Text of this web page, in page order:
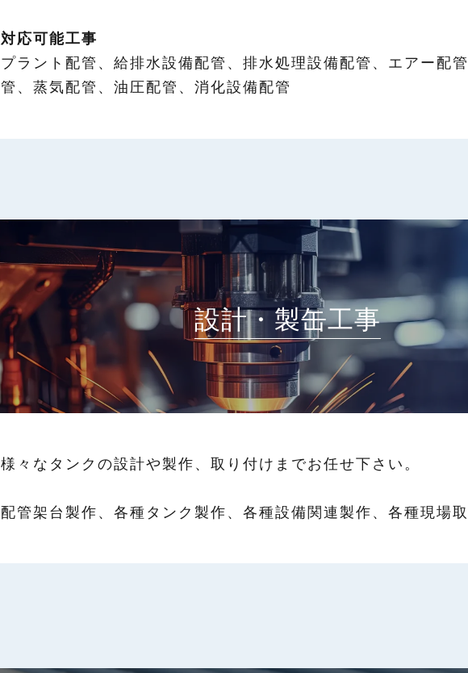
対応可能工事
プラント配管、給排水設備配管、排水処理設備配管、エアー配
管、蒸気配管、油圧配管、消化設備配管
設計・製缶工事
様々なタンクの設計や製作、取り付けまでお任せ下さい。
配管架台製作、各種タンク製作、各種設備関連製作、各種現場